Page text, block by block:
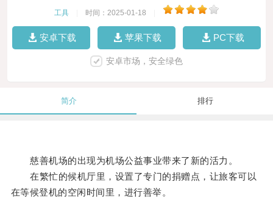
工具 时间：2025-01-18
安卓下载 苹果下载 PC下载
安卓市场，安全绿色
简介 排行
慈善机场的出现为机场公益事业带来了新的活力。
在繁忙的候机厅里，设置了专门的捐赠点，让旅客可以
在等候登机的空闲时间里，进行善举。